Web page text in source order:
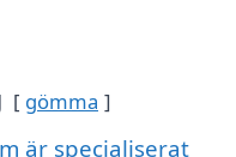
gömma
är specialiserat